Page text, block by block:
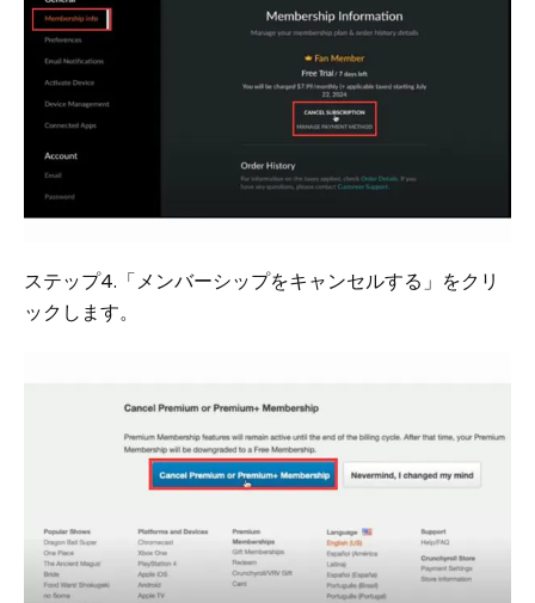
ステップ4.「メンバーシップをキャンセルする」をクリ
ックします。